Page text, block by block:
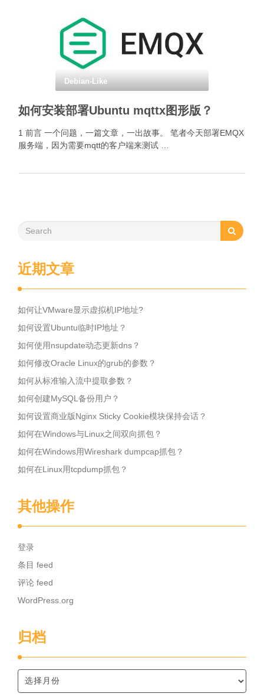
Debian-Like
如何安装部署Ubuntu mqttx图形版？
1 前言 一个问题，一篇文章，一出故事。 笔者今天部署EMQX
服务端，因为需要mqtt的客户端来测试 …
近期文章
如何让VMware显示虚拟机IP地址?
如何设置Ubuntu临时IP地址？
如何使用nsupdate动态更新dns？
如何修改Oracle Linux的grub的参数？
如何从标准输入流中提取参数？
如何创建MySQL备份用户？
如何设置商业版Nginx Sticky Cookie模块保持会话？
如何在Windows与Linux之间双向抓包？
如何在Windows用Wireshark dumpcap抓包？
如何在Linux用tcpdump抓包？
其他操作
登录
条目 feed
评论 feed
WordPress.org
归档